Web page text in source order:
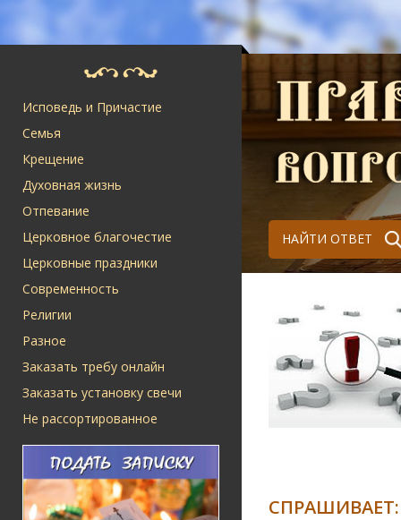
Исповедь и Причастие
Семья
Крещение
Духовная жизнь
Отпевание
Церковное благочестие
Церковные праздники
Современность
Религии
Разное
Заказать требу онлайн
Заказать установку свечи
Не рассортированное
НАЙТИ ОТВЕТ
СПРАШИВАЕТ: